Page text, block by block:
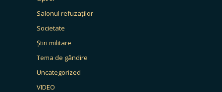
Salonul refuzaților
Societate
Știri militare
Tema de gândire
Uncategorized
VIDEO